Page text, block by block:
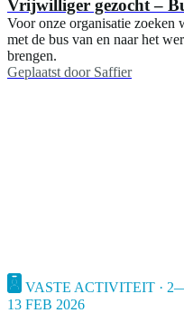
Vrijwilliger gezocht –
Voor onze organisatie
met de bus van en naar het
brengen.
Geplaatst door Saffier
VASTE ACTIVITEIT ·
13 FEB 2026